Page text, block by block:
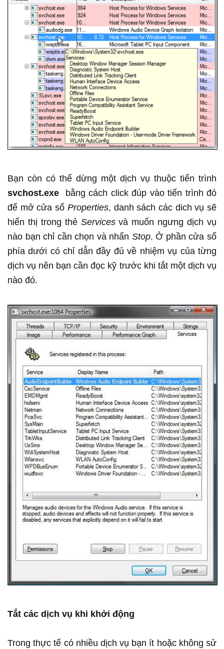
Bạn còn có thể dừng một dịch vụ thuộc tiến trình
svchost.exe bằng cách click đúp vào tiến trình đó
để mở cửa sổ Properties, danh sách các dich vụ sẽ
hiển thị trong thẻ Servicesvà muốn ngưng dịch vụ
nào bạn chỉ cần chọn và nhấn Stop. Ở phần cửa sổ
phía dưới có chỉ dẫn đầy đủ về nhiệm vụ của từng
dịch vụ nên bạn cần đọc kỹ trước khi tắt một dịch vụ
nào đó.
Tắt các dịch vụ khi khởi động
Trong thực tế có nhiều dịch vụ bạn ít hoặc không sử